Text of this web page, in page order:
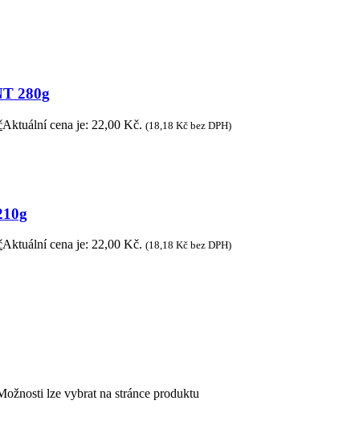
280g
Aktuální cena je: 22,00 Kč. (18,18 Kč bez DPH)
Aktuální cena je: 22,00 Kč. (18,18 Kč bez DPH)
lze vybrat na stránce produktu